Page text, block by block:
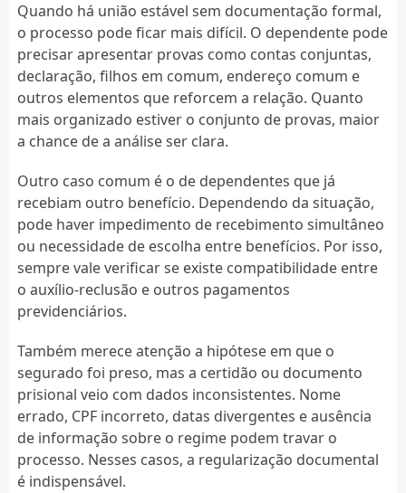
Quando há união estável sem documentação formal,
o processo pode ficar mais difícil. O dependente pode
precisar apresentar provas como contas conjuntas,
declaração, filhos em comum, endereço comum e
outros elementos que reforcem a relação. Quanto
mais organizado estiver o conjunto de provas, maior
a chance de a análise ser clara.
Outro caso comum é o de dependentes que já
recebiam outro benefício. Dependendo da situação,
pode haver impedimento de recebimento simultâneo
ou necessidade de escolha entre benefícios. Por isso,
sempre vale verificar se existe compatibilidade entre
o auxílio-reclusão e outros pagamentos
previdenciários.
Também merece atenção a hipótese em que o
segurado foi preso, mas a certidão ou documento
prisional veio com dados inconsistentes. Nome
errado, CPF incorreto, datas divergentes e ausência
de informação sobre o regime podem travar o
processo. Nesses casos, a regularização documental
é indispensável.